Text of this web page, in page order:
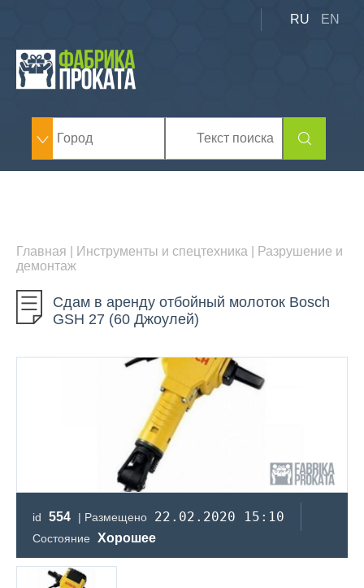
RU EN
Главная Инструменты и спецтехника
Разрушение и
демонтаж
Сдам в аренду отбойный молоток Bosch
GSH 27 (60 Джоулей)
id 554 | Размещено 22.02.2020 15:10
Состояние Хорошее